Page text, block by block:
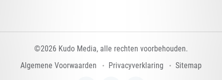
©2026 Kudo Media, alle rechten voorbehouden.
Algemene Voorwaarden
Privacyverklaring Sitemap